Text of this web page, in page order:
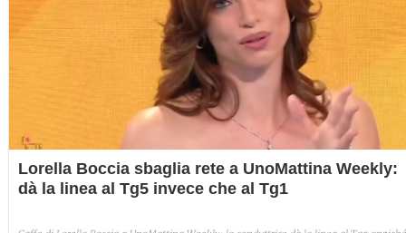
Lorella Boccia sbaglia rete a UnoMattina Weekly:
dà la linea al Tg5 invece che al Tg1